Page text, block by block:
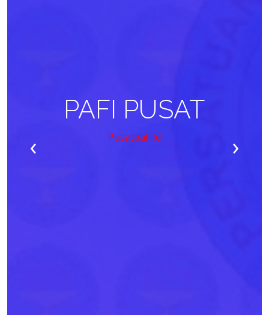
PAFI PUSAT
Pusatpafi.id
‹ ›